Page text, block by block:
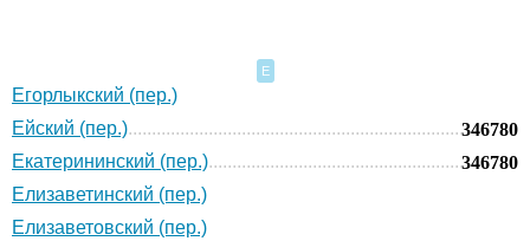
Е
Егорлыкский (пер.)
Ейский (пер.)
346780
Екатерининский (пер.)
346780
Елизаветинский (пер.)
Елизаветовский (пер.)